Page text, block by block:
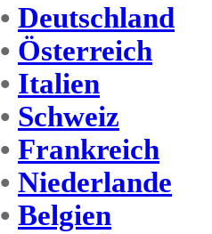
• Deutschland
• Österreich
• Italien
• Schweiz
• Frankreich
• Niederlande
• Belgien